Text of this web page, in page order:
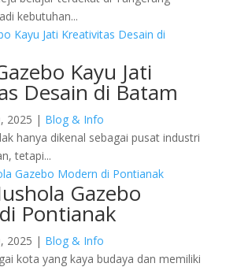
kebutuhan...
Kayu Jati
Desain di Batam
2025 | Blog & Info
hanya dikenal sebagai pusat industri
tetapi...
Gazebo
Pontianak
2025 | Blog & Info
kota yang kaya budaya dan memiliki